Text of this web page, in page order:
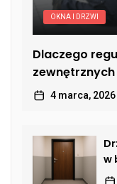
OKNA I DRZWI
Dlaczego
zewnętrznych
kosztownych
4 marca, 2026
w